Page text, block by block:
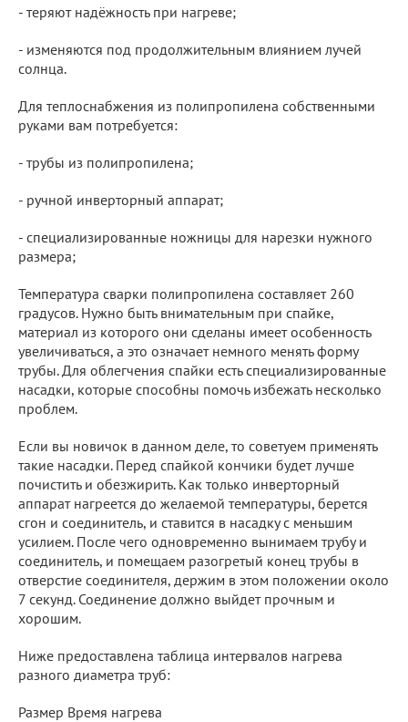
- теряют надёжность при нагреве;
- изменяются под продолжительным влиянием лучей
солнца.
Для теплоснабжения из полипропилена собственными
руками вам потребуется:
- трубы из полипропилена;
- ручной инверторный аппарат;
- специализированные ножницы для нарезки нужного
размера;
Температура сварки полипропилена составляет 260
градусов. Нужно быть внимательным при спайке,
материал из которого они сделаны имеет особенность
увеличиваться, а это означает немного менять форму
трубы. Для облегчения спайки есть специализированные
насадки, которые способны помочь избежать несколько
проблем.
Если вы новичок в данном деле, то советуем применять
такие насадки. Перед спайкой кончики будет лучше
почистить и обезжирить. Как только инверторный
аппарат нагреется до желаемой температуры, берется
сгон и соединитель, и ставится в насадку с меньшим
усилием. После чего одновременно вынимаем трубу и
соединитель, и помещаем разогретый конец трубы в
отверстие соединителя, держим в этом положении около
7 секунд. Соединение должно выйдет прочным и
хорошим.
Ниже предоставлена таблица интервалов нагрева
разного диаметра труб:
Размер Время нагрева